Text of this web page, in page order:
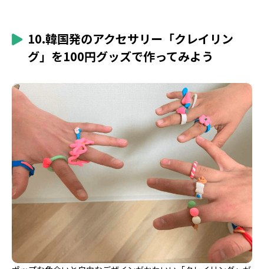
10.韓国発のアクセサリー「クレイリン
グ」を100円グッズで作ってみよう